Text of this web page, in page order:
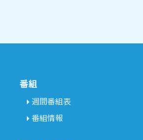
番組
週間番組表
番組情報